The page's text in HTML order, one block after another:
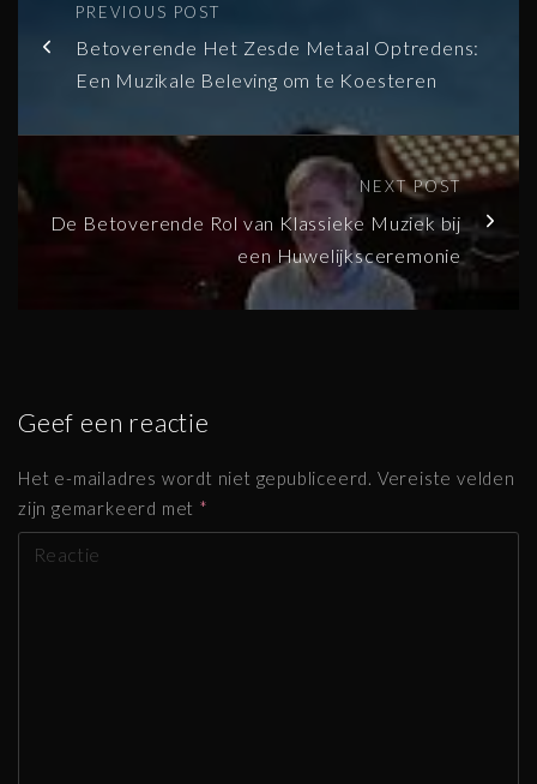
PREVIOUS POST
Betoverende Het Zesde Metaal Optredens:
Een Muzikale Beleving om te Koesteren
NEXT POST
De Betoverende Rol van Klassieke Muziek bij
een Huwelijksceremonie
Geef een reactie
Het e-mailadres wordt niet gepubliceerd. Vereiste velden
zijn gemarkeerd met *